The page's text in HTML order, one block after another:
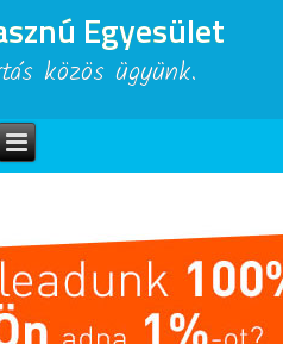
Egyesület
közös ügyünk.